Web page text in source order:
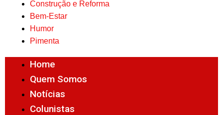
Construção e Reforma
Bem-Estar
Humor
Pimenta
Home
Quem Somos
Notícias
Colunistas